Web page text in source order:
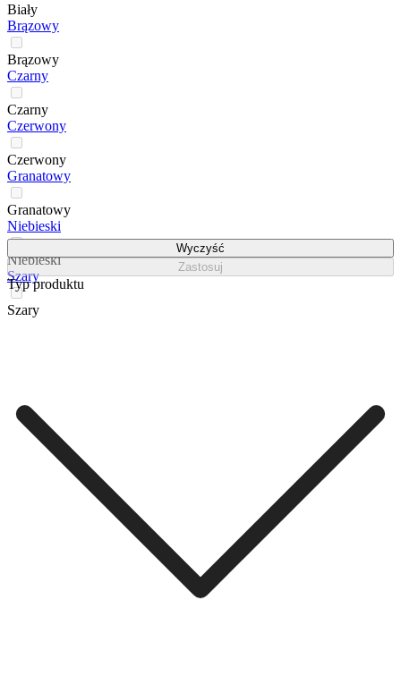
Biały
Brązowy
Brązowy
Czarny
Czarny
Czerwony
Czerwony
Granatowy
Granatowy
Niebieski
Niebieski
Szary
Szary
Wyczyść
Zastosuj
Typ produktu